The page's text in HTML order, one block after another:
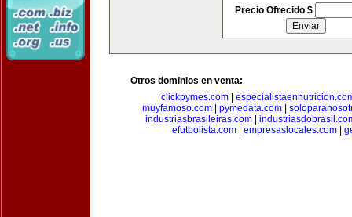
Precio Ofrecido $
Otros dominios en venta:
clickpymes.com
muyfamoso.com
pymedata.com
industriasbrasileiras.com|
efutbolista.com| empresaslocales.com|